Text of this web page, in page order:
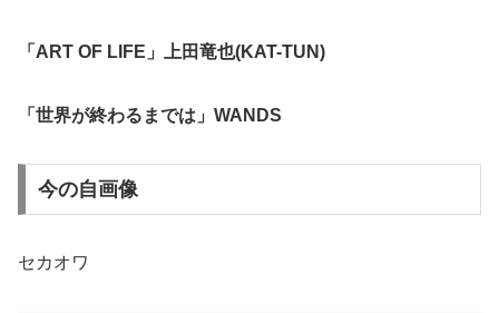
「ART OF LIFE」上田竜也(KAT-TUN)
「世界が終わるまでは」WANDS
今の自画像
セカオワ